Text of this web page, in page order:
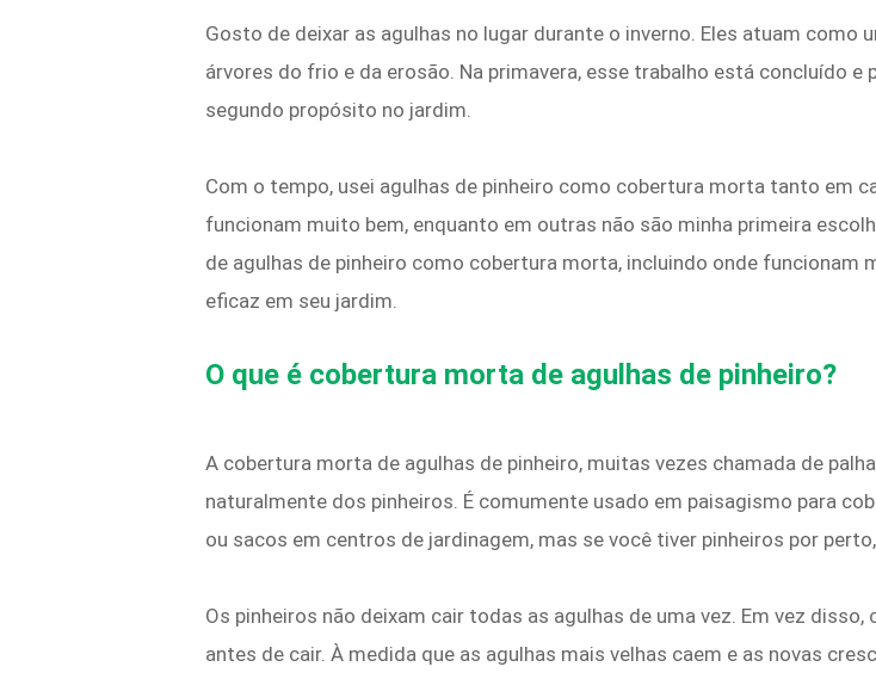
Gosto de deixar as agulhas no lugar durante o inverno. Eles atuam como
árvores do frio e da erosão. Na primavera, esse trabalho está concluído
segundo propósito no jardim.
Com o tempo, usei agulhas de pinheiro como cobertura morta tanto em
funcionam muito bem, enquanto em outras não são minha primeira
de agulhas de pinheiro como cobertura morta, incluindo onde funcionam
eficaz em seu jardim.
O que é cobertura morta de agulhas de pinheiro?
A cobertura morta de agulhas de pinheiro, muitas vezes chamada de
naturalmente dos pinheiros. É comumente usado em paisagismo para
ou sacos em centros de jardinagem, mas se você tiver pinheiros por
Os pinheiros não deixam cair todas as agulhas de uma vez. Em vez
antes de cair. À medida que as agulhas mais velhas caem e as novas